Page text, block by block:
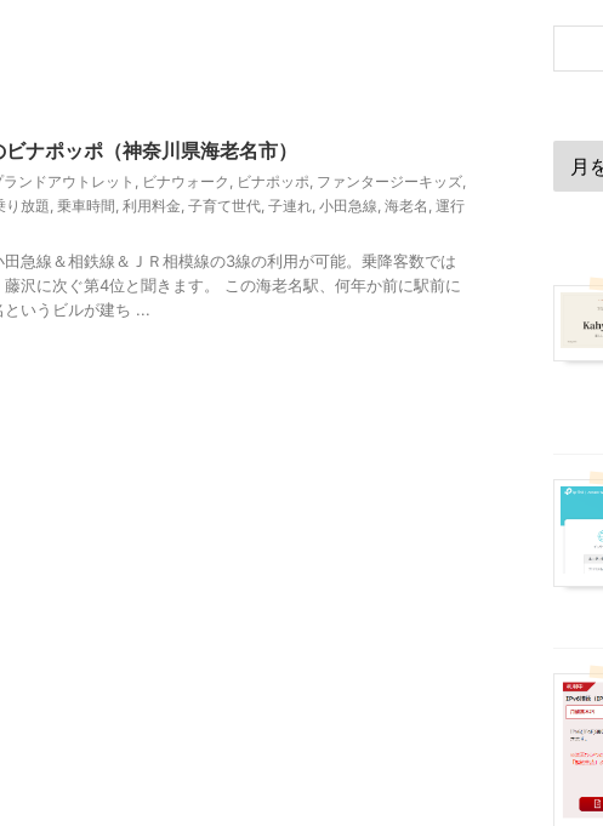
ナポッポ（神奈川県海老名市）
ランドアウトレット ビナウォーク ビナポッポ ファンタージーキッズ
り放題 乗車時間 利用料金 子育て世代 子連れ 小田急線 海老名 運行
急線＆相鉄線＆ＪＲ相模線の3線の利用が可能。乗降客数では
沢に次ぐ第4位と聞きます。 この海老名駅、何年か前に駅前に
いうビルが建ち ...